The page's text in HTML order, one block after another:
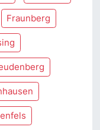
Fraunberg